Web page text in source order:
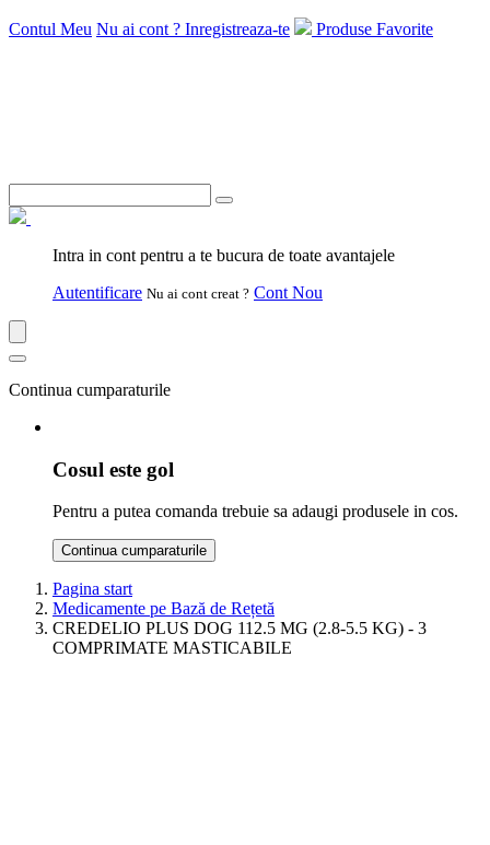
Contul Meu Nu ai cont ? Inregistreaza-te Produse Favorite
Intra in cont pentru a te bucura de toate avantajele
Autentificare Nu ai cont creat ? Cont Nou
Continua cumparaturile
Cosul este gol
Pentru a putea comanda trebuie sa adaugi produsele in cos.
Continua cumparaturile
Pagina start
Medicamente pe Bază de Rețetă
CREDELIO PLUS DOG 112.5 MG (2.8-5.5 KG) - 3
COMPRIMATE MASTICABILE